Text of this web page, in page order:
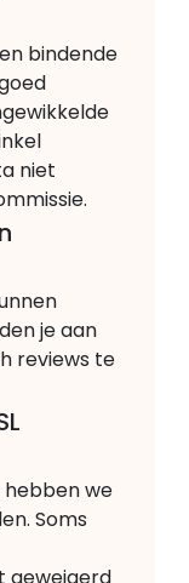
bindende
niet
je aan
reviews te
hebben we
Soms
geweigerd